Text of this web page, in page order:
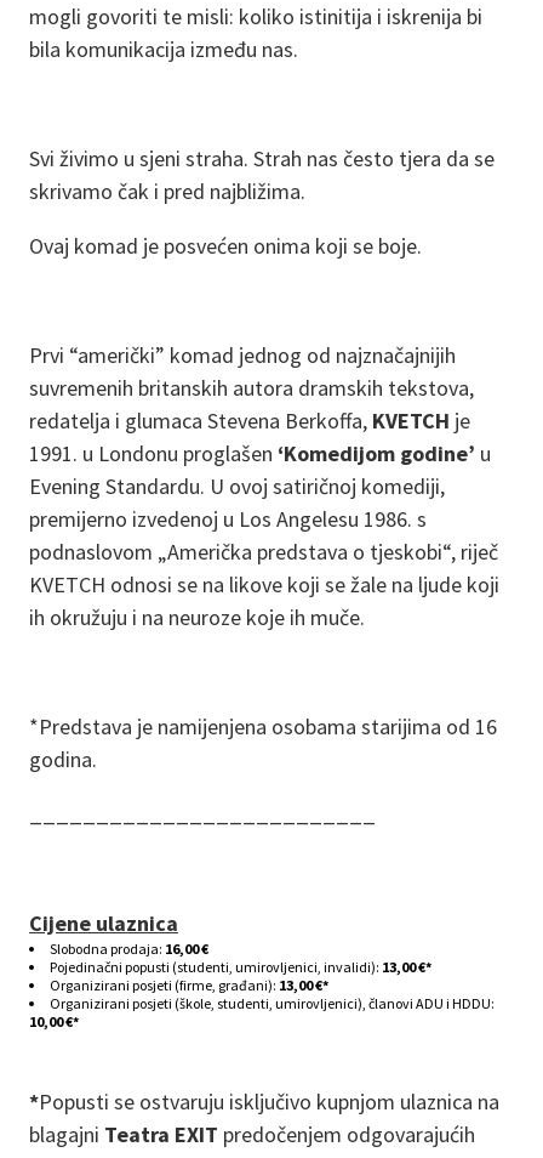
mogli govoriti te misli: koliko istinitija i iskrenija bi
bila komunikacija između nas.
Svi živimo u sjeni straha. Strah nas često tjera da se
skrivamo čak i pred najbližima.
Ovaj komad je posvećen onima koji se boje.
Prvi “američki” komad jednog od najznačajnijih
suvremenih britanskih autora dramskih tekstova,
redatelja i glumaca Stevena Berkoffa, KVETCH je
1991. u Londonu proglašen ‘Komedijom godine’ u
Evening Standardu. U ovoj satiričnoj komediji,
premijerno izvedenoj u Los Angelesu 1986. s
podnaslovom „Američka predstava o tjeskobi“, riječ
KVETCH odnosi se na likove koji se žale na ljude koji
ih okružuju i na neuroze koje ih muče.
*Predstava je namijenjena osobama starijima od 16
godina.
Cijene ulaznica
Slobodna prodaja: 16,00 €
Pojedinačni popusti (studenti, umirovljenici, invalidi): 13,00 €*
Organizirani posjeti (firme, građani): 13,00 €*
Organizirani posjeti (škole, studenti, umirovljenici), članovi ADU i HDDU:
10,00 €*
*Popusti se ostvaruju isključivo kupnjom ulaznica na
blagajni Teatra EXIT predočenjem odgovarajućih